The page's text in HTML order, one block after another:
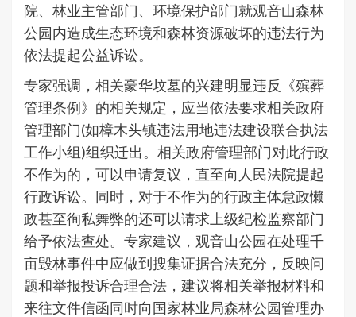
院、林业主管部门、环境保护部门就观音山森林
公园内造成生态环境和森林资源破坏的违法行为
依法提起公益诉讼。
专家强调，相关豪华坟墓的兴建明显违反《殡葬
管理条例》的相关规定，应当依法要求相关政府
管理部门(如樟木头镇违法用地违法建设联合执法
工作小组)组织迁出。相关政府管理部门对此行政
不作为的，可以申请复议，直至向人民法院提起
行政诉讼。同时，对于不作为的行政主体怠政懒
政甚至徇私舞弊的还可以请求上级纪检监察部门
给予依法查处。专家建议，观音山公园在处理千
亩毁林事件中应做到搜集证据合法充分，反映问
题和举报投诉合理合法，建议将相关举报材料和
来往文件信函同时向国家林业局森林公园管理办